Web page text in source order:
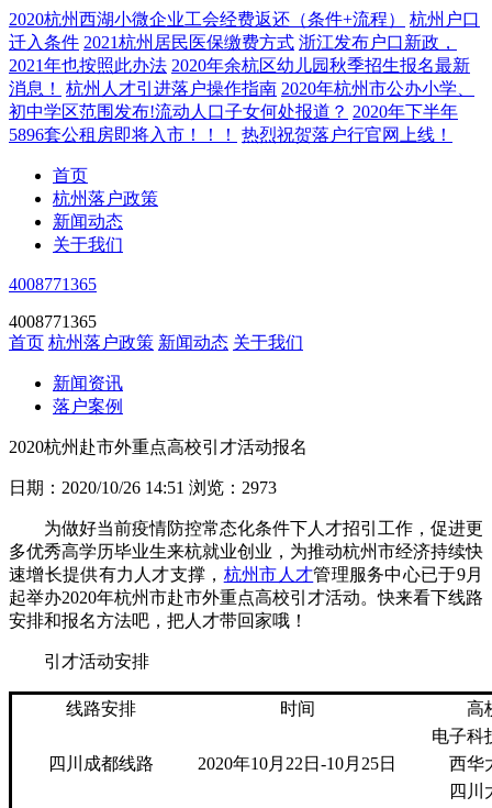
2020杭州西湖小微企业工会经费返还（条件+流程）
杭州户口
迁入条件 2021杭州居民医保缴费方式 浙江发布户口新政，
2021年也按照此办法 2020年余杭区幼儿园秋季招生报名最新
消息！
杭州人才引进落户操作指南 2020年杭州市公办小学、
初中学区范围发布!流动人口子女何处报道？ 2020年下半年
5896套公租房即将入市！！！
热烈祝贺落户行官网上线！
首页
杭州落户政策
新闻动态
关于我们
4008771365
4008771365
首页 杭州落户政策 新闻动态 关于我们
新闻资讯
落户案例
2020杭州赴市外重点高校引才活动报名
日期：2020/10/26 14:51 浏览：2973
为做好当前疫情防控常态化条件下人才招引工作，促进更
多优秀高学历毕业生来杭就业创业，为推动杭州市经济持续快
速增长提供有力人才支撑， 杭州市人才管理服务中心已于9月
起举办2020年杭州市赴市外重点高校引才活动。快来看下线路
安排和报名方法吧，把人才带回家哦！
引才活动安排
线路安排 时间 高
四川成都线路 2020年10月22日-10月25日
电子科
西华
四川